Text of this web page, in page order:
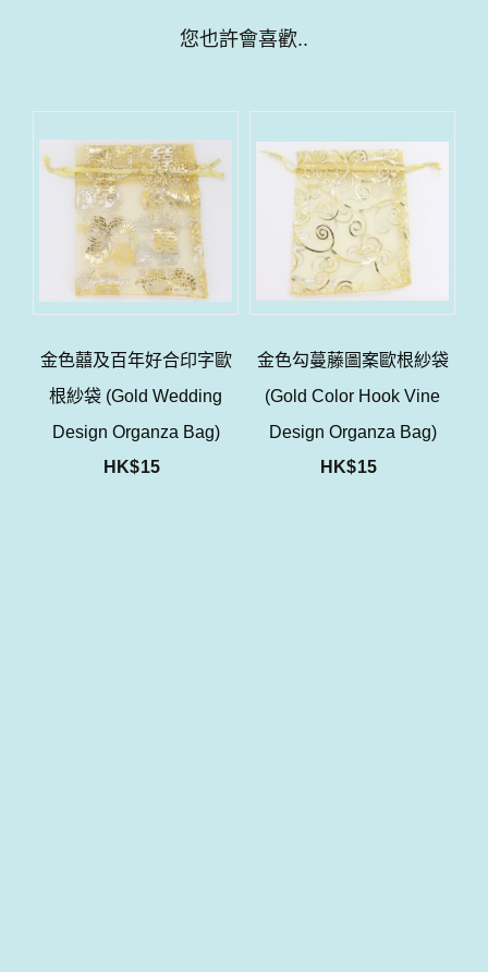
您也許會喜歡..
金色囍及百年好合印字歐
根紗袋 (Gold Wedding
Design Organza Bag)
HK$15
金色勾蔓藤圖案歐根紗袋
(Gold Color Hook Vine
Design Organza Bag)
HK$15